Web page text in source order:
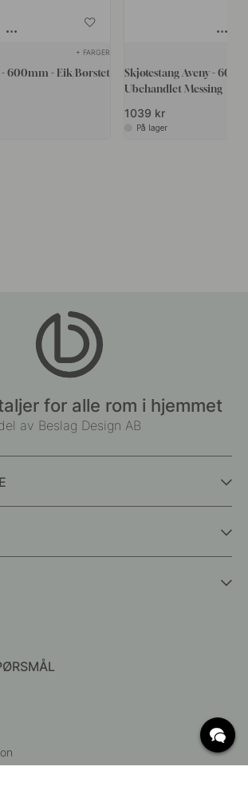
+ FARGER
- 600mm - Eik/Børstet
Skjøtestang Aveny -
Ubehandlet Messing
1039 kr
På lager
for alle rom i hjemmet
av Beslag Design AB